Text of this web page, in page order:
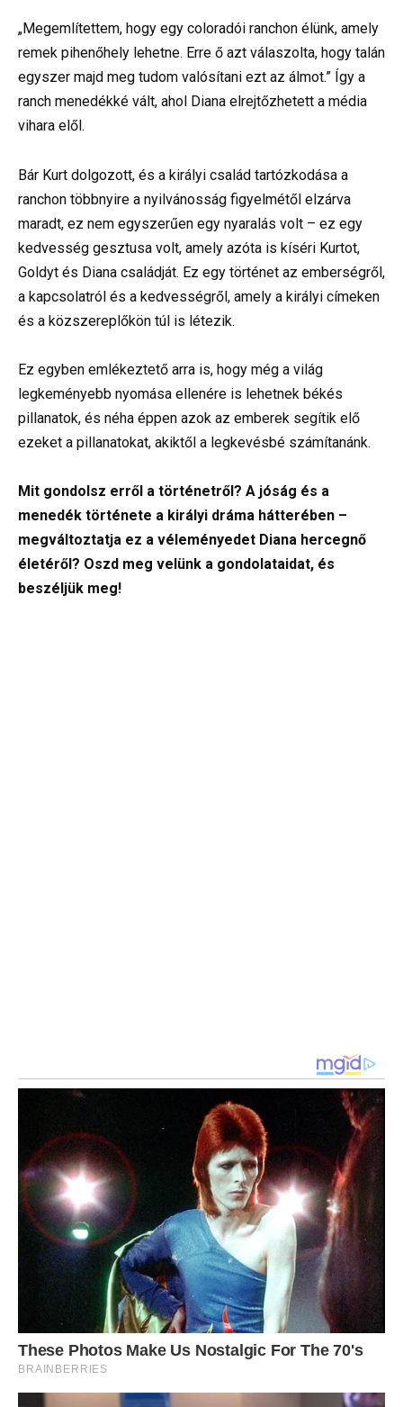
„Megemlítettem, hogy egy coloradói ranchon élünk, amely
remek pihenőhely lehetne. Erre ő azt válaszolta, hogy talán
egyszer majd meg tudom valósítani ezt az álmot.” Így a
ranch menedékké vált, ahol Diana elrejtőzhetett a média
vihara elől.
Bár Kurt dolgozott, és a királyi család tartózkodása a
ranchon többnyire a nyilvánosság figyelmétől elzárva
maradt, ez nem egyszerűen egy nyaralás volt – ez egy
kedvesség gesztusa volt, amely azóta is kíséri Kurtot,
Goldyt és Diana családját. Ez egy történet az emberségről,
a kapcsolatról és a kedvességről, amely a királyi címeken
és a közszereplőkön túl is létezik.
Ez egyben emlékeztető arra is, hogy még a világ
legkeményebb nyomása ellenére is lehetnek békés
pillanatok, és néha éppen azok az emberek segítik elő
ezeket a pillanatokat, akiktől a legkevésbé számítanánk.
Mit gondolsz erről a történetről? A jóság és a
menedék története a királyi dráma hátterében –
megváltoztatja ez a véleményedet Diana hercegnő
életéről? Oszd meg velünk a gondolataidat, és
beszéljük meg!